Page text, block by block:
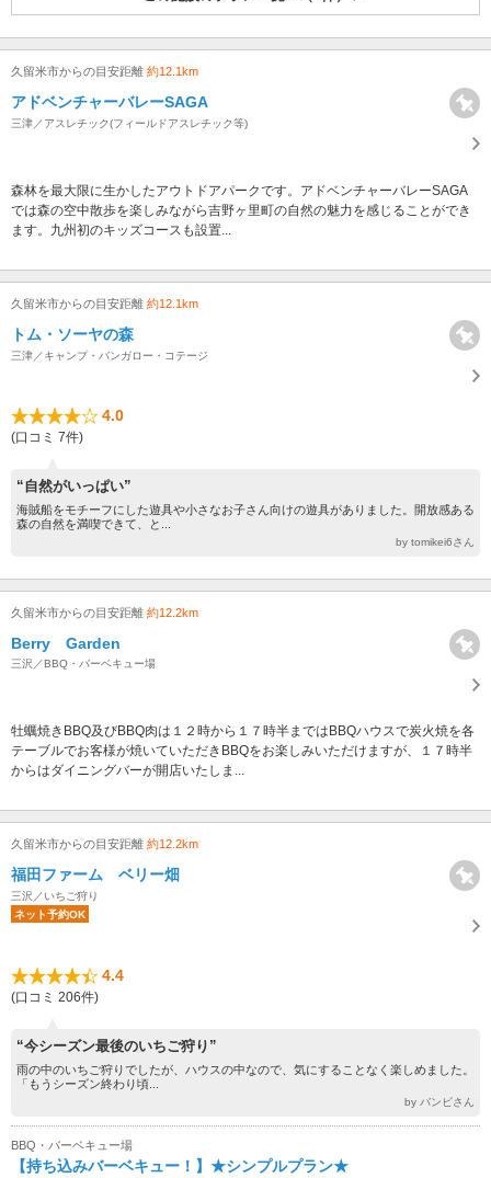
久留米市からの目安距離 約12.1km
アドベンチャーバレーSAGA
三津／アスレチック(フィールドアスレチック等)
森林を最大限に生かしたアウトドアパークです。アドベンチャーバレーSAGA
では森の空中散歩を楽しみながら吉野ヶ里町の自然の魅力を感じることができ
ます。九州初のキッズコースも設置...
久留米市からの目安距離 約12.1km
トム・ソーヤの森
三津／キャンプ・バンガロー・コテージ
4.0
(口コミ 7件)
“自然がいっぱい”
海賊船をモチーフにした遊具や小さなお子さん向けの遊具がありました。開放感ある
森の自然を満喫できて、と...
by tomikei6さん
久留米市からの目安距離 約12.2km
Berry Garden
三沢／BBQ・バーベキュー場
牡蠣焼きBBQ及びBBQ肉は１２時から１７時半まではBBQハウスで炭火焼を各
テーブルでお客様が焼いていただきBBQをお楽しみいただけますが、１７時半
からはダイニングバーが開店いたしま...
久留米市からの目安距離 約12.2km
福田ファーム ベリー畑
三沢／いちご狩り
ネット予約OK
4.4
(口コミ 206件)
“今シーズン最後のいちご狩り”
雨の中のいちご狩りでしたが、ハウスの中なので、気にすることなく楽しめました。
「もうシーズン終わり頃...
by バンビさん
BBQ・バーベキュー場
【持ち込みバーベキュー！】★シンプルプラン★